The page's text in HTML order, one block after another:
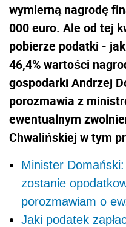
wymierną nagrodę
000 euro. Ale od tej
pobierze podatki -
46,4% wartości
gospodarki Andrzej
porozmawia z
ewentualnym
Chwalińskiej w tym
Minister
zostanie
porozmawiam o
Jaki podatek